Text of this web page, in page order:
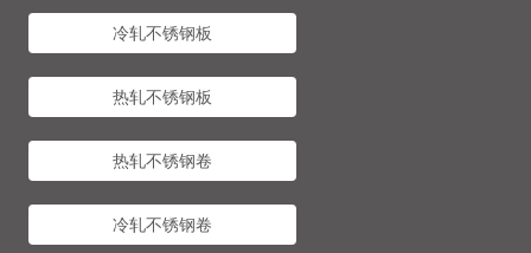
冷轧不锈钢板
热轧不锈钢板
热轧不锈钢卷
冷轧不锈钢卷